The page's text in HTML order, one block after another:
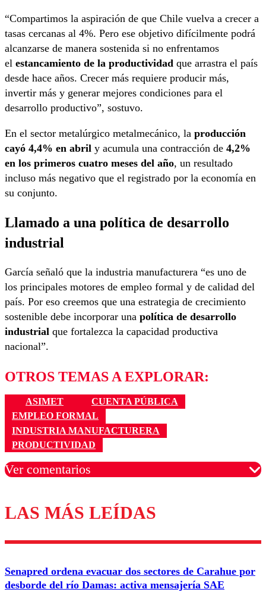
“Compartimos la aspiración de que Chile vuelva a crecer a
tasas cercanas al 4%. Pero ese objetivo difícilmente podrá
alcanzarse de manera sostenida si no enfrentamos
el estancamiento de la productividad que arrastra el país
desde hace años. Crecer más requiere producir más,
invertir más y generar mejores condiciones para el
desarrollo productivo”, sostuvo.
En el sector metalúrgico metalmecánico, la producción
cayó 4,4% en abril y acumula una contracción de 4,2%
en los primeros cuatro meses del año, un resultado
incluso más negativo que el registrado por la economía en
su conjunto.
Llamado a una política de desarrollo
industrial
García señaló que la industria manufacturera “es uno de
los principales motores de empleo formal y de calidad del
país. Por eso creemos que una estrategia de crecimiento
sostenible debe incorporar una política de desarrollo
industrial que fortalezca la capacidad productiva
nacional”.
OTROS TEMAS A EXPLORAR:
ASIMET
CUENTA PÚBLICA
EMPLEO FORMAL
INDUSTRIA MANUFACTURERA
PRODUCTIVIDAD
Ver comentarios
Los comentarios son moderados para garantizar un
diálogo respetuoso.
Correo
LAS MÁS LEÍDAS
Senapred ordena evacuar dos sectores de Carahue por
desborde del río Damas: activa mensajería SAE